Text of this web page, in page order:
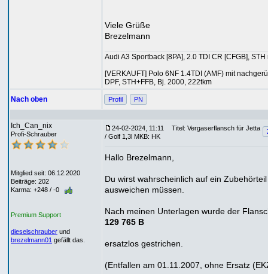
Viele Grüße
Brezelmann
Audi A3 Sportback [8PA], 2.0 TDI CR [CFGB], STH
[VERKAUFT] Polo 6NF 1.4TDI (AMF) mit
DPF, STH+FFB, Bj. 2000, 222tkm
Nach oben Profil PN
Ich_Can_nix
Profi-Schrauber
Mitglied seit: 06.12.2020
Beiträge: 202
Karma: +248 / -0
Premium Support
dieselschrauber und
brezelmann01 gefällt das.
24-02-2024, 11:11
Titel: Vergaserflansch für Jetta
/ Golf 1,3l MKB: HK
Hallo Brezelmann,
Du wirst wahrscheinlich auf ein Zubehörteil
ausweichen müssen.
Nach meinen Unterlagen wurde der
129 765 B
ersatzlos gestrichen.
(Entfallen am 01.11.2007, ohne Ersatz